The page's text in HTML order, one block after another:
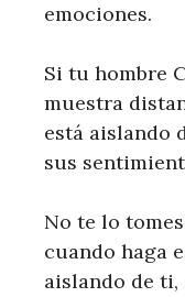
emociones.
Si tu hombre
muestra
está aislando
sus
No te lo
cuando haga
aislando de